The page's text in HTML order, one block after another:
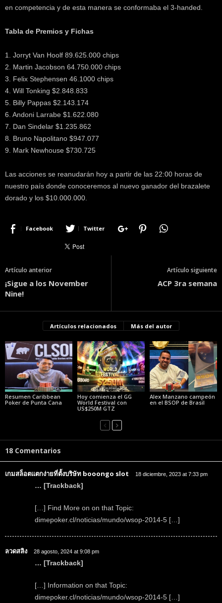
en competencia y de esta manera se conformaba el 3-handed.
Tabla de Premios y Fichas
1. Jorryt Van Hoolf 89.625.000 chips
2. Martin Jacobson 64.750.000 chips
3. Felix Stephensen 46.1000 chips
4. Will Tonking $2.848.833
5. Billy Pappas $2.143.174
6. Andoni Larrabe $1.622.080
7. Dan Sindelar $1.235.862
8. Bruno Napolitano $947.077
9. Mark Newhouse $730.725
Las acciones se reanudarán hoy a partir de las 22:00 horas de
nuestro país donde conoceremos al nuevo ganador del brazalete
dorado y los $10.000.000.
Facebook Twitter
Artículo anterior
¡Sigue a los November
Nine!
Artículo siguiente
ACP 3ra semana
Artículos relacionados Más del autor
Resumen Caribbean
Poker de Punta Cana
Hoy comienza el GG
World Festival con
US$250M GTZ
Alex Manzano campeón
en el BSOP de Brasil
18 Comentarios
เกมสล็อตแตกง่ายที่ตั้งบริษัท booongo slot 18 diciembre, 2023 at 7:33 pm
… [Trackback]
[…] Find More on on that Topic:
dimepoker.cl/noticias/mundo/wsop-2014-5 […]
ลวดสลิง 28 agosto, 2024 at 9:08 pm
… [Trackback]
[…] Information on that Topic:
dimepoker.cl/noticias/mundo/wsop-2014-5 […]